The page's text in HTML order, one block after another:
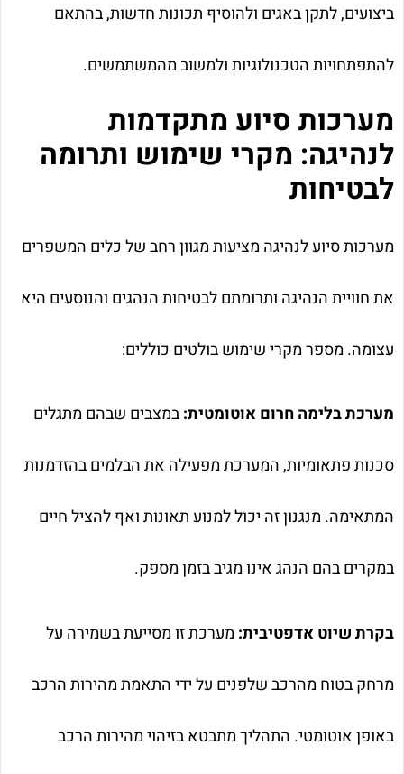
ביצועים, לתקן באגים ולהוסיף תכונות חדשות, בהתאם
להתפתחויות הטכנולוגיות ולמשוב מהמשתמשים.
מערכות סיוע מתקדמות
לנהיגה: מקרי שימוש ותרומה
לבטיחות
מערכות סיוע לנהיגה מציעות מגוון רחב של כלים המשפרים
את חוויית הנהיגה ותרומתם לבטיחות הנהגים והנוסעים היא
עצומה. מספר מקרי שימוש בולטים כוללים:
מערכת בלימה חרום אוטומטית:במצבים שבהם מתגלים
סכנות פתאומיות, המערכת מפעילה את הבלמים בהזדמנות
המתאימה. מנגנון זה יכול למנוע תאונות ואף להציל חיים
במקרים בהם הנהג אינו מגיב בזמן מספק.
בקרת שיוט אדפטיבית: מערכת זו מסייעת בשמירה על
מרחק בטוח מהרכב שלפנים על ידי התאמת מהירות הרכב
באופן אוטומטי. התהליך מתבטא בזיהוי מהירות הרכב